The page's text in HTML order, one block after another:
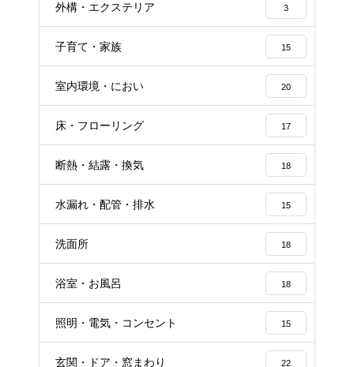
外構・エクステリア 3
子育て・家族 15
室内環境・におい 20
床・フローリング 17
断熱・結露・換気 18
水漏れ・配管・排水 15
洗面所 18
浴室・お風呂 18
照明・電気・コンセント 15
玄関・ドア・窓まわり 22